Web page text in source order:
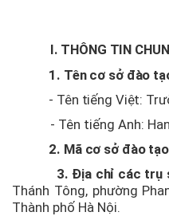
chuẩn
năm
I. THÔNG TIN
1. Tên cơ sở đào
- Tên tiếng Việt:
- Tên tiếng Anh:
2. Mã cơ sở đào tạo
3. Địa chỉ các trụ
Thánh Tông, phường
Thành phố Hà Nội.